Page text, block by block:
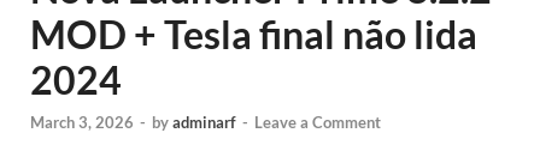
MOD + Tesla final não lida
2024
March 3, 2026 - byadminarf - Leave a Comment